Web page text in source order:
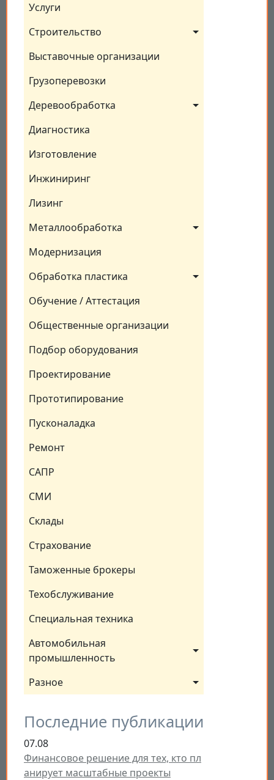
Услуги
Строительство
Выставочные организации
Грузоперевозки
Деревообработка
Диагностика
Изготовление
Инжиниринг
Лизинг
Металлообработка
Модернизация
Обработка пластика
Обучение / Аттестация
Общественные организации
Подбор оборудования
Проектирование
Прототипирование
Пусконаладка
Ремонт
САПР
СМИ
Склады
Страхование
Таможенные брокеры
Техобслуживание
Специальная техника
Автомобильная
промышленность
Разное
Последние публикации
07.08
Финансовое решение для тех, кто пл
анирует масштабные проекты